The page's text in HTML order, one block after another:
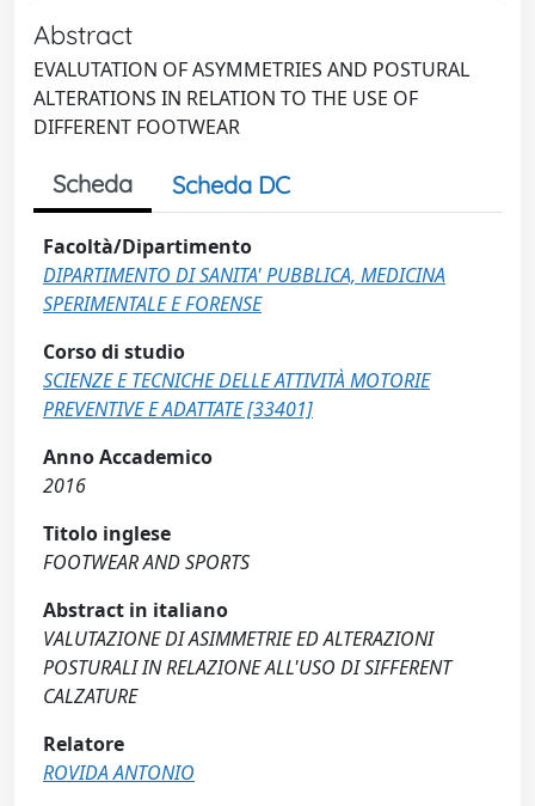
Abstract
EVALUTATION OF ASYMMETRIES AND POSTURAL
ALTERATIONS IN RELATION TO THE USE OF
DIFFERENT FOOTWEAR
Scheda Scheda DC
Facoltà/Dipartimento
DIPARTIMENTO DI SANITA' PUBBLICA, MEDICINA
SPERIMENTALE E FORENSE
Corso di studio
SCIENZE E TECNICHE DELLE ATTIVITÀ MOTORIE
PREVENTIVE E ADATTATE [33401]
Anno Accademico
2016
Titolo inglese
FOOTWEAR AND SPORTS
Abstract in italiano
VALUTAZIONE DI ASIMMETRIE ED ALTERAZIONI
POSTURALI IN RELAZIONE ALL'USO DI SIFFERENT
CALZATURE
Relatore
ROVIDA ANTONIO